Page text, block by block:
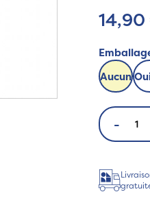
14,90
Aucun
-